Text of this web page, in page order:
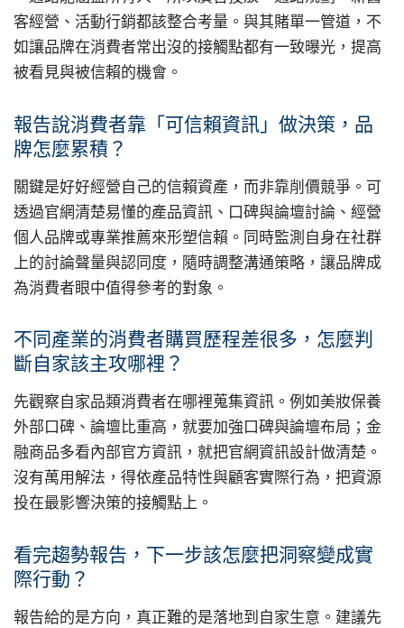
客經營、活動行銷都該整合考量。與其賭單一管道，不
如讓品牌在消費者常出沒的接觸點都有一致曝光，提高
被看見與被信賴的機會。
報告說消費者靠「可信賴資訊」做決策，品
牌怎麼累積？
關鍵是好好經營自己的信賴資產，而非靠削價競爭。可
透過官網清楚易懂的產品資訊、口碑與論壇討論、經營
個人品牌或專業推薦來形塑信賴。同時監測自身在社群
上的討論聲量與認同度，隨時調整溝通策略，讓品牌成
為消費者眼中值得參考的對象。
不同產業的消費者購買歷程差很多，怎麼判
斷自家該主攻哪裡？
先觀察自家品類消費者在哪裡蒐集資訊。例如美妝保養
外部口碑、論壇比重高，就要加強口碑與論壇布局；金
融商品多看內部官方資訊，就把官網資訊設計做清楚。
沒有萬用解法，得依產品特性與顧客實際行為，把資源
投在最影響決策的接觸點上。
看完趨勢報告，下一步該怎麼把洞察變成實
際行動？
報告給的是方向，真正難的是落地到自家生意。建議先